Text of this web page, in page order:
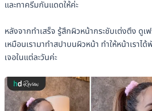
และทาครีมกันแดดให้ค่ะ
หลังจากทำเสร็จ รู้สึกผิวหน้ากระชับเต่งตึง ดู
เหมือนเรามาทำสปาบนผิวหน้า ทำให้หน้าเรา
เจอในแต่ละวันค่ะ